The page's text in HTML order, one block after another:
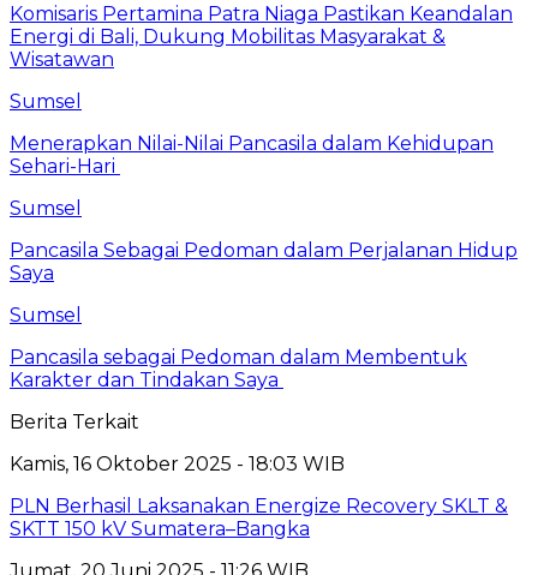
Komisaris Pertamina Patra Niaga Pastikan Keandalan
Energi di Bali, Dukung Mobilitas Masyarakat &
Wisatawan
Sumsel
Menerapkan Nilai-Nilai Pancasila dalam Kehidupan
Sehari-Hari
Sumsel
Pancasila Sebagai Pedoman dalam Perjalanan Hidup
Saya
Sumsel
Pancasila sebagai Pedoman dalam Membentuk
Karakter dan Tindakan Saya
Berita Terkait
Kamis, 16 Oktober 2025 - 18:03 WIB
PLN Berhasil Laksanakan Energize Recovery SKLT &
SKTT 150 kV Sumatera–Bangka